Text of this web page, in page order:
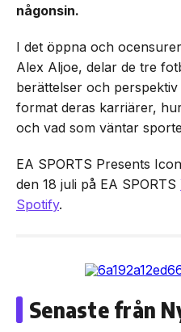
någonsin.
I det öppna och
Alex Aljoe, delar de tre
berättelser och
format deras karriärer,
och vad som väntar
EA SPORTS Presents
den 18 juli på EA SPORTS
Spotify.
Senaste från